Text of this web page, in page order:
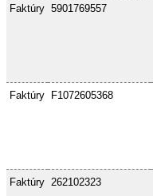
Faktúry 5901769557
Faktúry F1072605368
Faktúry 262102323